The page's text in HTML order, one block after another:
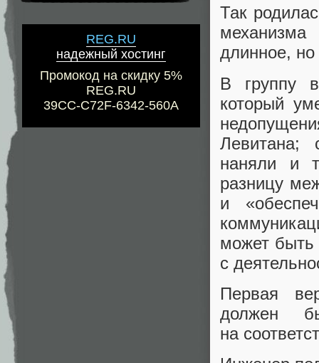
REG.RU
надежный хостинг
Промокод на скидку 5%
REG.RU
39CC-C72F-6342-560A
Так
механизма
длинное, но
В группу
который
Левитана;
наняли и
разницу
и
может быть
с
Первая
должен
на